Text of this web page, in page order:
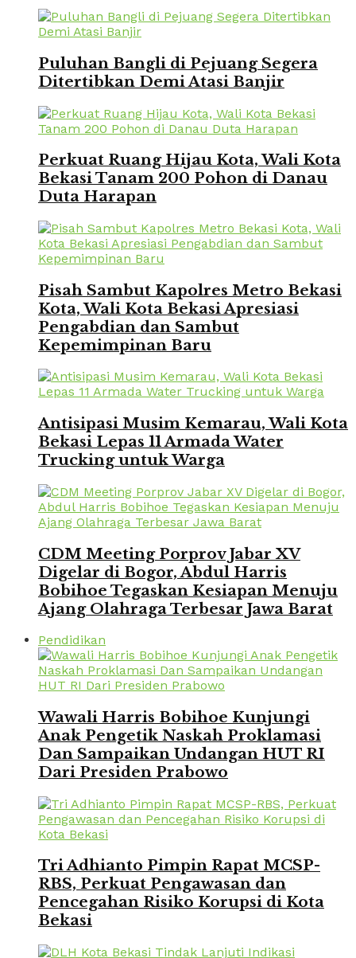
Puluhan Bangli di Pejuang Segera
Ditertibkan Demi Atasi Banjir
Perkuat Ruang Hijau Kota, Wali Kota
Bekasi Tanam 200 Pohon di Danau
Duta Harapan
Pisah Sambut Kapolres Metro Bekasi
Kota, Wali Kota Bekasi Apresiasi
Pengabdian dan Sambut
Kepemimpinan Baru
Antisipasi Musim Kemarau, Wali Kota
Bekasi Lepas 11 Armada Water
Trucking untuk Warga
CDM Meeting Porprov Jabar XV
Digelar di Bogor, Abdul Harris
Bobihoe Tegaskan Kesiapan Menuju
Ajang Olahraga Terbesar Jawa Barat
Pendidikan
Wawali Harris Bobihoe Kunjungi
Anak Pengetik Naskah Proklamasi
Dan Sampaikan Undangan HUT RI
Dari Presiden Prabowo
Tri Adhianto Pimpin Rapat MCSP-
RBS, Perkuat Pengawasan dan
Pencegahan Risiko Korupsi di Kota
Bekasi